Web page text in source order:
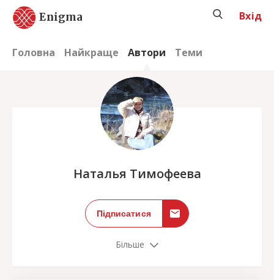
Enigma
Головна Найкраще Автори Теми
Вхід
Наталья Тимофеева
Підписатися
Більше